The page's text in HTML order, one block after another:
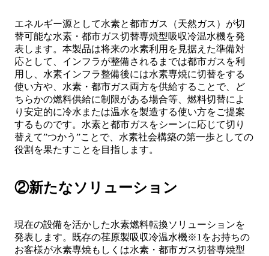
エネルギー源として水素と都市ガス（天然ガス）が切
替可能な水素・都市ガス切替専焼型吸収冷温水機を発
表します。本製品は将来の水素利用を見据えた準備対
応として、インフラが整備されるまでは都市ガスを利
用し、水素インフラ整備後には水素専焼に切替をする
使い方や、水素・都市ガス両方を供給することで、ど
ちらかの燃料供給に制限がある場合等、燃料切替によ
り安定的に冷水または温水を製造する使い方をご提案
するものです。水素と都市ガスをシーンに応じて切り
替えて”つかう”ことで、水素社会構築の第一歩としての
役割を果たすことを目指します。
②新たなソリューション
現在の設備を活かした水素燃料転換ソリューションを
発表します。既存の荏原製吸収冷温水機※1をお持ちの
お客様が水素専焼もしくは水素・都市ガス切替専焼型